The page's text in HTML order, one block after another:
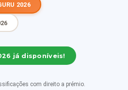
2026
já disponíveis!
com direito a prémio.